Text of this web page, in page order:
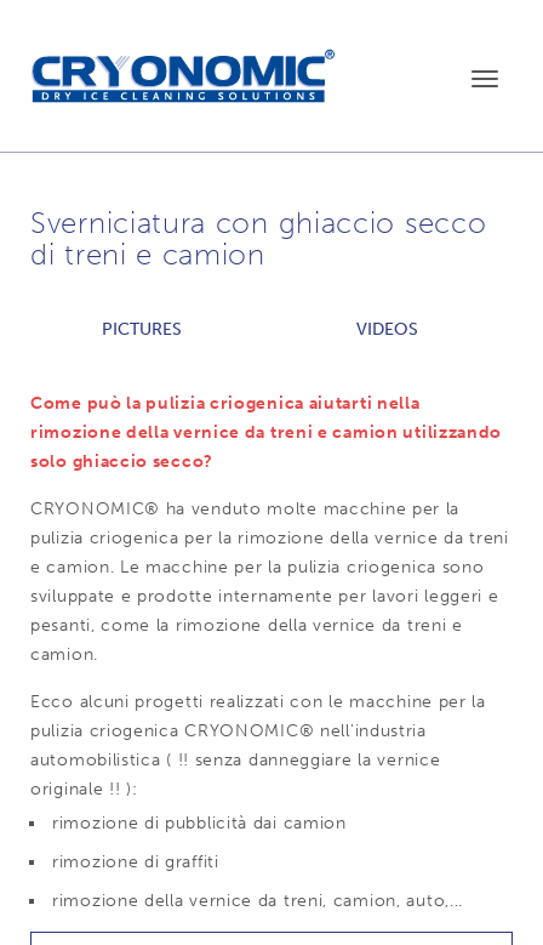
Toggle
Sverniciatura con ghiaccio secco
di treni e camion
PICTURES VIDEOS
Come può la pulizia criogenica aiutarti nella
rimozione della vernice da treni e camion utilizzando
solo ghiaccio secco?
CRYONOMIC® ha venduto molte macchine per la
pulizia criogenica per la rimozione della vernice da treni
e camion. Le macchine per la pulizia criogenica sono
sviluppate e prodotte internamente per lavori leggeri e
pesanti, come la rimozione della vernice da treni e
camion.
Ecco alcuni progetti realizzati con le macchine per la
pulizia criogenica CRYONOMIC® nell'industria
automobilistica ( !! senza danneggiare la vernice
originale !! ):
rimozione di pubblicità dai camion
rimozione di graffiti
rimozione della vernice da treni, camion, auto,...